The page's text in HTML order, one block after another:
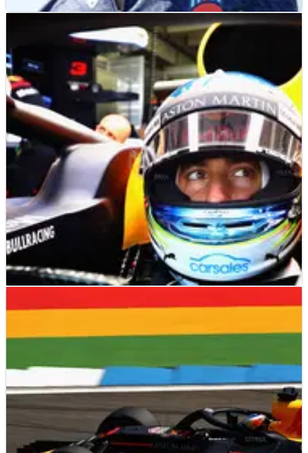
20/07/18
Williams ingin mempertahankan Stroll
meskipun ada tautan Force India
Kepala teknologi Williams Paddy Lowe mengatakan tim
akan "senang tinggal" dengan Stroll untuk 2019 meskipun
ada laporan yang mengaitkan orang Kanada itu dengan
kepindahan ke Force India.
20/07/18
Ricciardo mengalahkan Hamilton di FP1
Jerman
seribu detik dalam latihan pembukaan di Hockenheim pada
hari Jumat.